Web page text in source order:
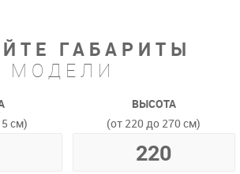
ГАБАРИТЫ
МОДЕЛИ
см)
ВЫСОТА
(от 220 до 270 см)